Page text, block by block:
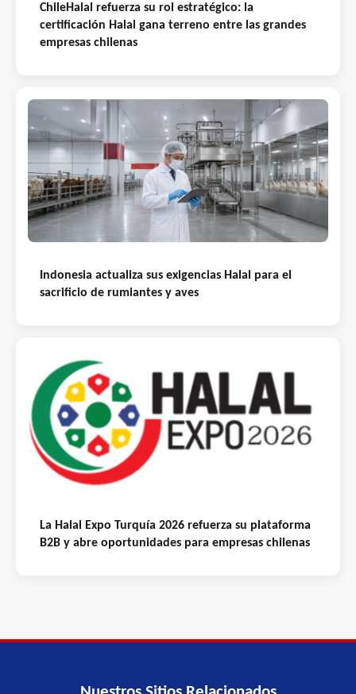
ChileHalal refuerza su rol estratégico: la
certificación Halal gana terreno entre las grandes
empresas chilenas
Indonesia actualiza sus exigencias Halal para el
sacrificio de rumiantes y aves
La Halal Expo Turquía 2026 refuerza su plataforma
B2B y abre oportunidades para empresas chilenas